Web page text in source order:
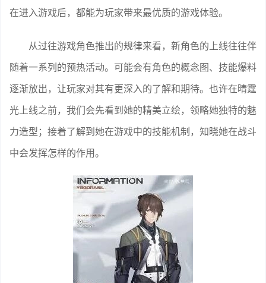
在进入游戏后，都能为玩家带来最优质的游戏体验。
从过往游戏角色推出的规律来看，新角色的上线往往伴
随着一系列的预热活动。可能会有角色的概念图、技能爆料
逐渐放出，让玩家对其有更深入的了解和期待。也许在晴霆
光上线之前，我们会先看到她的精美立绘，领略她独特的魅
力造型；接着了解到她在游戏中的技能机制，知晓她在战斗
中会发挥怎样的作用。